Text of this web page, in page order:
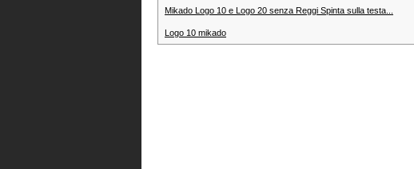
Mikado Logo 10 e Logo 20 senza Reggi Spinta sulla testa...
Logo 10 mikado